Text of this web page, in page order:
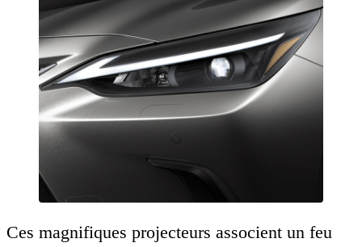
Ces magnifiques projecteurs associent un feu